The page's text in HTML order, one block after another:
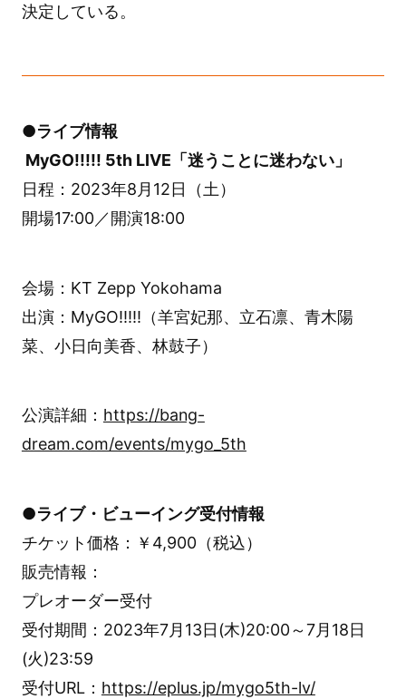
決定している。
●ライブ情報
MyGO!!!!! 5th LIVE「迷うことに迷わない」
日程：2023年8月12日（土）
開場17:00／開演18:00
会場：KT Zepp Yokohama
出演：MyGO!!!!!（羊宮妃那、立石凛、青木陽
菜、小日向美香、林鼓子）
公演詳細： https://bang-
dream.com/events/mygo_5th
●ライブ・ビューイング受付情報
チケット価格：￥4,900（税込）
販売情報：
プレオーダー受付
受付期間：2023年7月13日(木)20:00～7月18日
(火)23:59
受付URL： https://eplus.jp/mygo5th-lv/